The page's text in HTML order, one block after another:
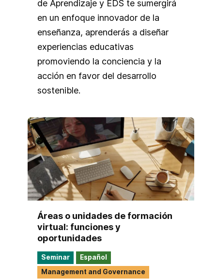
de Aprendizaje y EDS te sumergirá
en un enfoque innovador de la
enseñanza, aprenderás a diseñar
experiencias educativas
promoviendo la conciencia y la
acción en favor del desarrollo
sostenible.
Áreas o unidades de formación
virtual: funciones y
oportunidades
Seminar
Español
Management and Governance